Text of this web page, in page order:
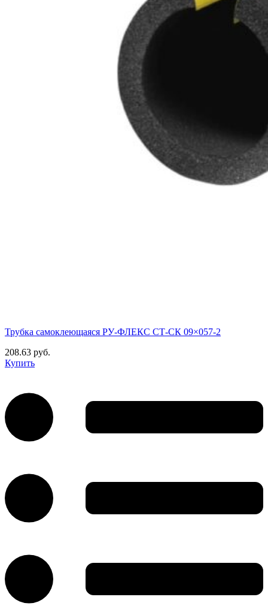
Трубка самоклеющаяся РУ-ФЛЕКС СТ-СК 09×057-2
208.63 руб.
Купить